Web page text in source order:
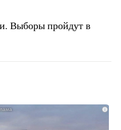
Выборы пройдут в
i